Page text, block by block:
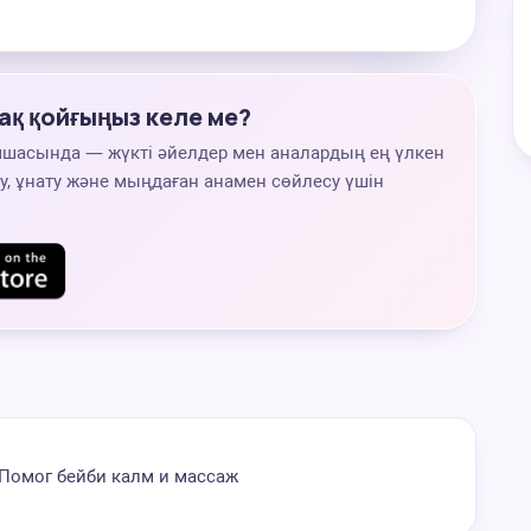
қойғыңыз келе ме?
— жүкті әйелдер мен аналардың ең үлкен
ұнату және мыңдаған анамен сөйлесу үшін
бейби калм и массаж